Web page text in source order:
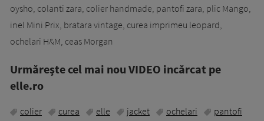
oysho, colanti zara, colier handmade, pantofi zara, plic Mango,
inel Mini Prix, bratara vintage, curea imprimeu leopard,
ochelari H&M, ceas Morgan
Urmăreşte cel mai nou VIDEO incărcat pe
elle.ro
colier curea elle jacket ochelari
pantofi